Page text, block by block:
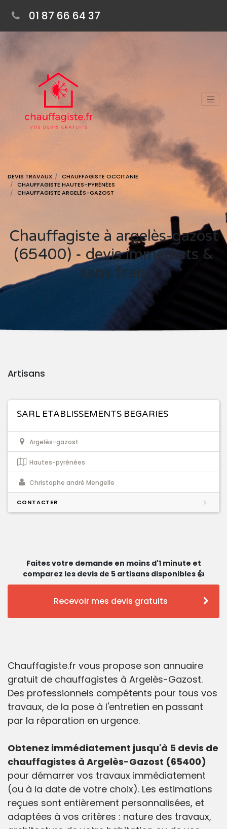
01 87 66 64 37
DEVIS TRAVAUX
CHAUFFAGISTE OCCITANIE
CHAUFFAGISTE HAUTES-PYRÉNÉES
CHAUFFAGISTE ARGELÈS-GAZOST
Chauffagiste à argelès-gazost
(65400) - devis immédiats &
sans frais
Artisans
SARL ETABLISSEMENTS BEGARIES
Argelès-gazost
Hautes-pyrénées
Christophe andré Mengelle
CONTACTER
Faites votre demande en moins d'1 minute et
comparez les devis de 5 artisans disponibles 👍
Recevoir mes devis gratuits
Chauffagiste.fr vous propose son annuaire
gratuit de chauffagistes à Argelès-Gazost.
Des professionnels compétents pour tous vos
travaux, de la pose à l'entretien en passant
par la réparation en urgence.
Obtenez immédiatement jusqu'à 5 devis de
chauffagistes à Argelès-Gazost (65400)
pour démarrer vos travaux immédiatement
(ou à la date de votre choix). Les estimations
reçues sont entièrement personnalisées, et
adaptées à vos critères : nature des travaux,